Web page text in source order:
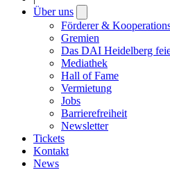
Über uns
submenu
Förderer &
Gremien
Das DAI Heidelberg
Mediathek
Hall of Fame
Vermietung
Jobs
Barrierefreiheit
Newsletter
Tickets
Kontakt
News